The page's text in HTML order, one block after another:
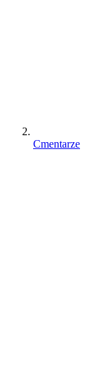
Cmentarze